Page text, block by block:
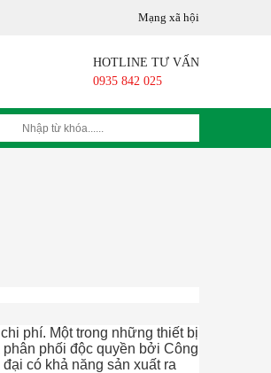
Hotline : 0935 842 02 Mạng xã hội
HOTLINE TƯ VẤN
0935 842 025
phí. Một trong những thiết bị
phối độc quyền bởi Công
có khả năng sản xuất ra